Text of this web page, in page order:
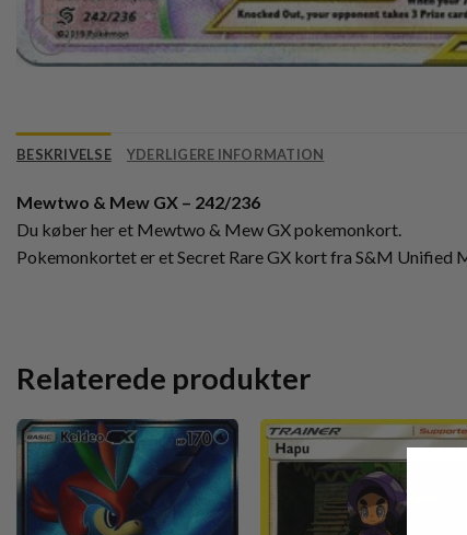
BESKRIVELSE YDERLIGERE INFORMATION
Mewtwo & Mew GX – 242/236
Du køber her et Mewtwo & Mew GX pokemonkort.
Pokemonkortet er et Secret Rare GX kort fra S&M Unified
Relaterede produkter